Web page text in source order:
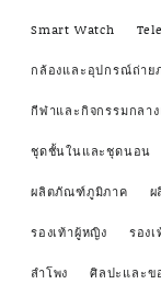
Smart Watch
กล้องและอุปกรณ์ถ่าย
กีฬาและกิจกรรมกลาง
ชุดชั้นในและชุดนอน
ผลิตภัณฑ์ภูมิภาค
รองเท้าผู้หญิง รอง
ลำโพง ศิลปะและข